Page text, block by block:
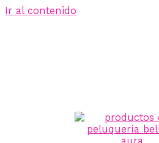
Ir al contenido